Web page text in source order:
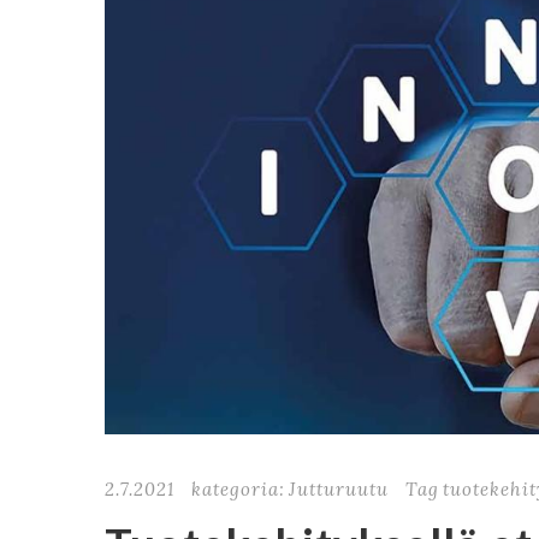
2.7.2021 kategoria: Jutturuutu Tag